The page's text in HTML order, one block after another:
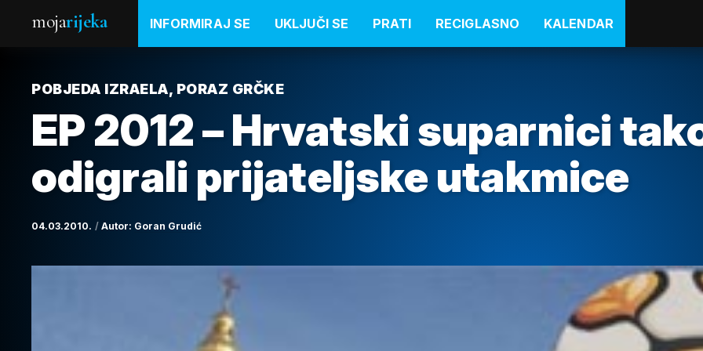
mojarijeka INFORMIRAJ SE UKLJUČI SE PRATI RECIGLASNO KALENDAR
POBJEDA IZRAELA, PORAZ GRČKE
EP 2012 – Hrvatski suparnici
odigrali prijateljske utakmice
04.03.2010. Autor: Goran Grudić